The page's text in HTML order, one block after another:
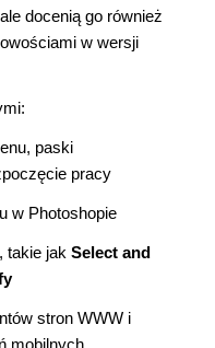
docenią go również
w wersji
paski
pracy
w Photoshopie
, takie jak Select and
stron WWW i
mobilnych